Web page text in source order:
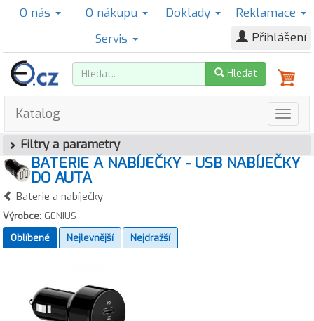
O nás O nákupu Doklady
Reklamace
Servis
Přihlášení
Hledat
Katalog
Filtry a parametry
BATERIE A NABÍJEČKY - USB NABÍJEČKY
DO AUTA
Baterie a nabíječky
Výrobce: GENIUS
Oblíbené
Nejlevnější Nejdražší